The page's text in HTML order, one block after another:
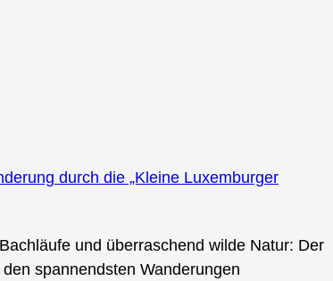
durch die „Kleine Luxemburger
und überraschend wilde Natur: Der
spannendsten Wanderungen